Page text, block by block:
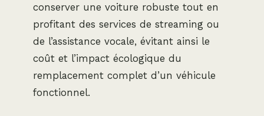
conserver une voiture robuste tout en
profitant des services de streaming ou
de l’assistance vocale, évitant ainsi le
coût et l’impact écologique du
remplacement complet d’un véhicule
fonctionnel.